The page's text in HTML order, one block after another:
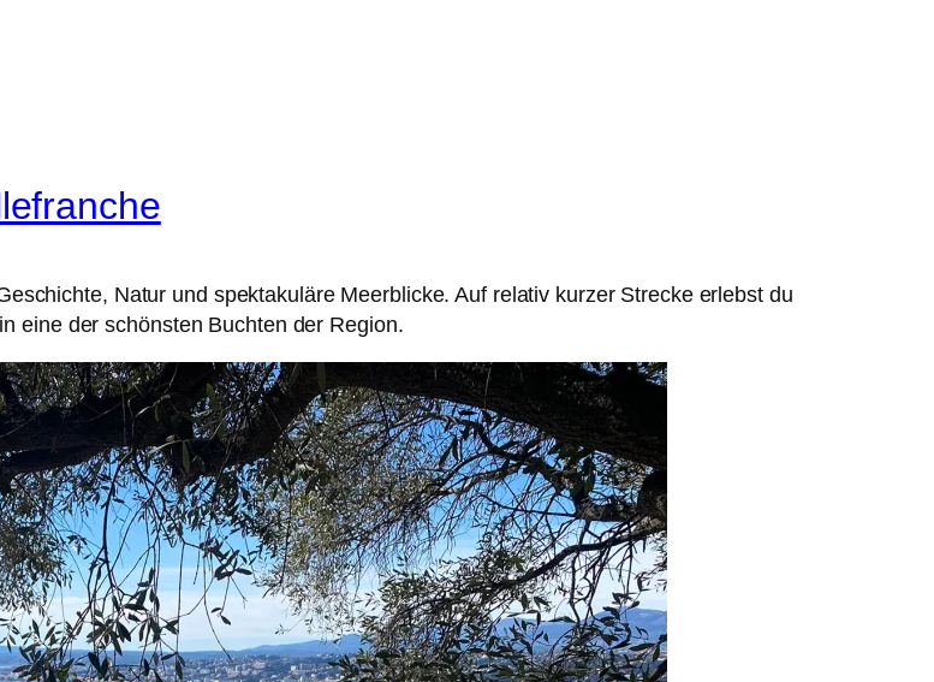
Natur und spektakuläre Meerblicke. Auf relativ kurzer Strecke erlebst du
eine der schönsten Buchten der Region.